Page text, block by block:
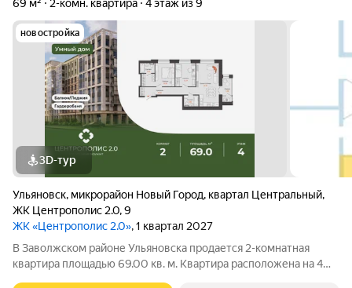
69 м²
2-комн. квартира 4 этаж из 9
новостройка
3D-тур
Ульяновск, микрорайон Новый Город, квартал Центральный,
ЖК Центрополис 2.0,9
ЖК «Центрополис 2.0», 1 квартал 2027
В Заволжском районе Ульяновска продается 2-комнатная
квартира площадью 69.00 кв. м. Квартира расположена на 4